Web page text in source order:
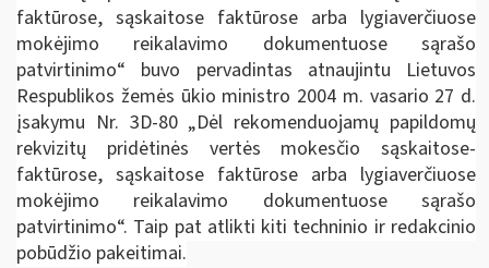
faktūrose, sąskaitose faktūrose arba lygiaverčiuose
mokėjimo reikalavimo dokumentuose sąrašo
patvirtinimo“ buvo pervadintas atnaujintu Lietuvos
Respublikos žemės ūkio ministro 2004 m. vasario 27 d.
įsakymu Nr. 3D-80 „Dėl rekomenduojamų papildomų
rekvizitų pridėtinės vertės mokesčio sąskaitose-
faktūrose, sąskaitose faktūrose arba lygiaverčiuose
mokėjimo reikalavimo dokumentuose sąrašo
patvirtinimo“. Taip pat atlikti kiti techninio ir redakcinio
pobūdžio pakeitimai.